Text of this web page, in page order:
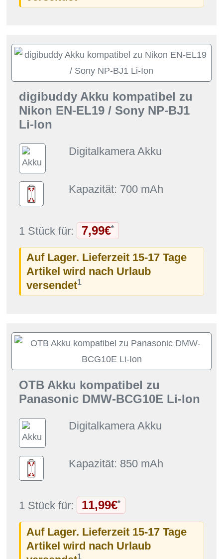
digibuddy Akku kompatibel zu
Nikon EN-EL19 / Sony NP-BJ1
Li-Ion
Digitalkamera Akku
Kapazität: 700 mAh
1 Stück für: 7,99€*
Auf Lager. Lieferzeit 15-17 Tage
Artikel wird nach Urlaub
versendet1
OTB Akku kompatibel zu
Panasonic DMW-BCG10E Li-Ion
Digitalkamera Akku
Kapazität: 850 mAh
1 Stück für: 11,99€*
Auf Lager. Lieferzeit 15-17 Tage
Artikel wird nach Urlaub
1